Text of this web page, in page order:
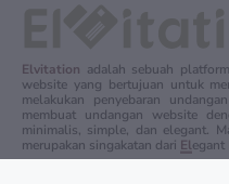
Elvitation adalah sebuah
website yang bertujuan untuk
melakukan penyebaran
membuat undangan website
minimalis, simple, dan elegant.
merupakan singakatan dari Elegant